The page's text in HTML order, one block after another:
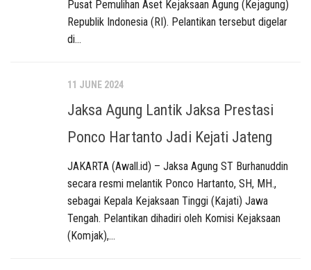
Pusat Pemulihan Aset Kejaksaan Agung (Kejagung)
Republik Indonesia (RI). Pelantikan tersebut digelar
di...
11 JUNE 2024
Jaksa Agung Lantik Jaksa Prestasi
Ponco Hartanto Jadi Kejati Jateng
JAKARTA (Awall.id) – Jaksa Agung ST Burhanuddin
secara resmi melantik Ponco Hartanto, SH, MH.,
sebagai Kepala Kejaksaan Tinggi (Kajati) Jawa
Tengah. Pelantikan dihadiri oleh Komisi Kejaksaan
(Komjak),...